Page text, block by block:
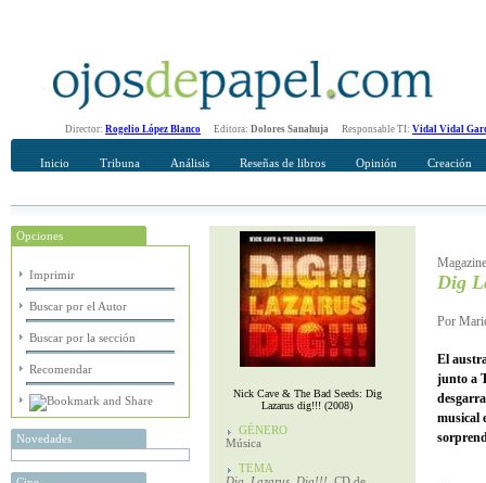
Director: Rogelio López Blanco Editora: Dolores Sanahuja Responsable TI: Vidal Vidal
Inicio Tribuna Análisis Reseñas de libros Opinión Creación
Opciones
Imprimir
Buscar por el Autor
Buscar por la sección
Recomendar
Novedades
Recomendar
Su nombre Completo
Nick Cave & The Bad Seeds: Dig
Lazarus dig!!! (2008)
GÉNERO
Música
TEMA
Dig
Por
El
junto a
musical